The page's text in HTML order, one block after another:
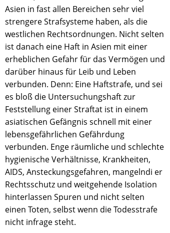
Asien in fast allen Bereichen sehr viel
strengere Strafsysteme haben, als die
westlichen Rechtsordnungen. Nicht selten
ist danach eine Haft in Asien mit einer
erheblichen Gefahr für das Vermögen und
darüber hinaus für Leib und Leben
verbunden. Denn: Eine Haftstrafe, und sei
es bloß die Untersuchungshaft zur
Feststellung einer Straftat ist in einem
asiatischen Gefängnis schnell mit einer
lebensgefährlichen Gefährdung
verbunden. Enge räumliche und schlechte
hygienische Verhältnisse, Krankheiten,
AIDS, Ansteckungsgefahren, mangelndi er
Rechtsschutz und weitgehende Isolation
hinterlassen Spuren und nicht selten
einen Toten, selbst wenn die Todesstrafe
nicht infrage steht.